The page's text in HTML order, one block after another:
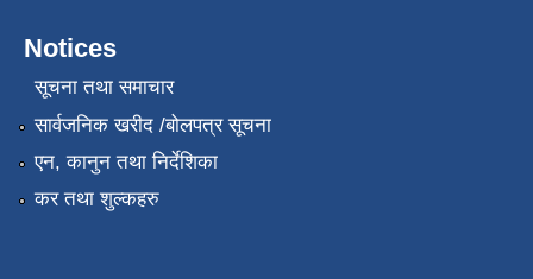
Notices
सूचना तथा समाचार
सार्वजनिक खरीद /बोलपत्र सूचना
एन, कानुन तथा निर्देशिका
कर तथा शुल्कहरु